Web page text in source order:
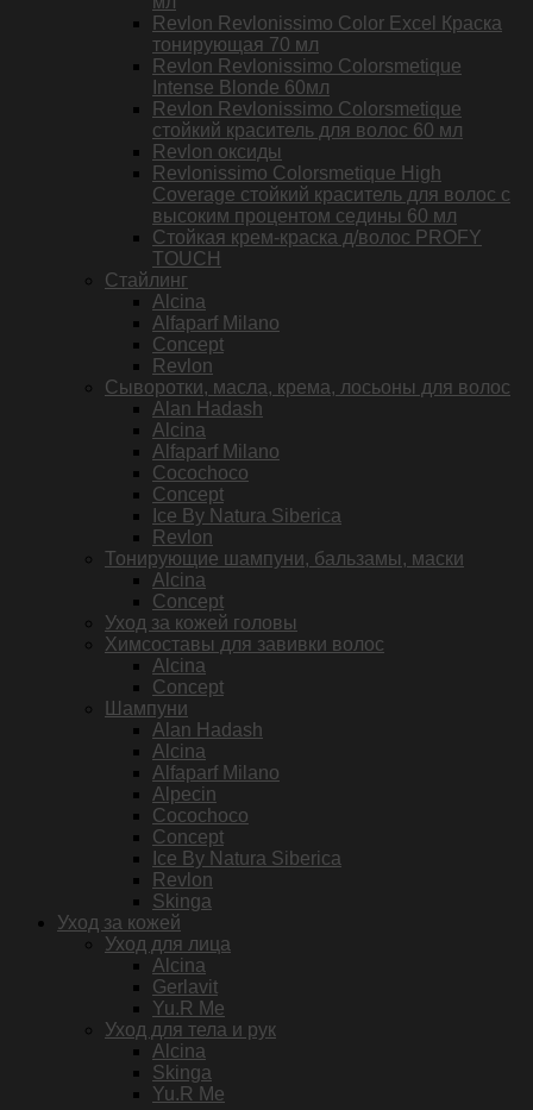
Revlon Revlonissimo Color Excel Краска
тонирующая 70 мл
Revlon Revlonissimo Colorsmetique
Intense Blonde 60мл
Revlon Revlonissimo Colorsmetique
стойкий краситель для волос 60 мл
Revlon оксиды
Revlonissimo Colorsmetique High
Coverage стойкий краситель для волос с
высоким процентом седины 60 мл
Стойкая крем-краска д/волос PROFY
TOUCH
Стайлинг
Alcina
Alfaparf Milano
Concept
Revlon
Сыворотки, масла, крема, лосьоны для волос
Alan Hadash
Alcina
Alfaparf Milano
Cocochoco
Concept
Ice By Natura Siberica
Revlon
Тонирующие шампуни, бальзамы, маски
Alcina
Concept
Уход за кожей головы
Химсоставы для завивки волос
Alcina
Concept
Шампуни
Alan Hadash
Alcina
Alfaparf Milano
Alpecin
Cocochoco
Concept
Ice By Natura Siberica
Revlon
Skinga
Уход за кожей
Уход для лица
Alcina
Gerlavit
Yu.R Me
Уход для тела и рук
Alcina
Skinga
Yu.R Me